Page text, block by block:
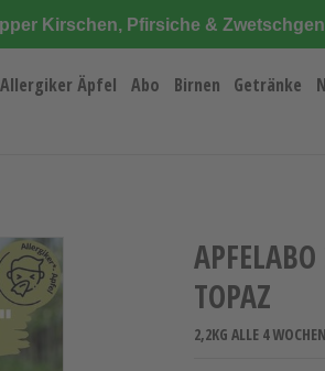
Kirschen, Pfirsiche &
Allergiker Äpfel Abo Birnen Getränke
TOPAZ
2,2KG ALLE 4